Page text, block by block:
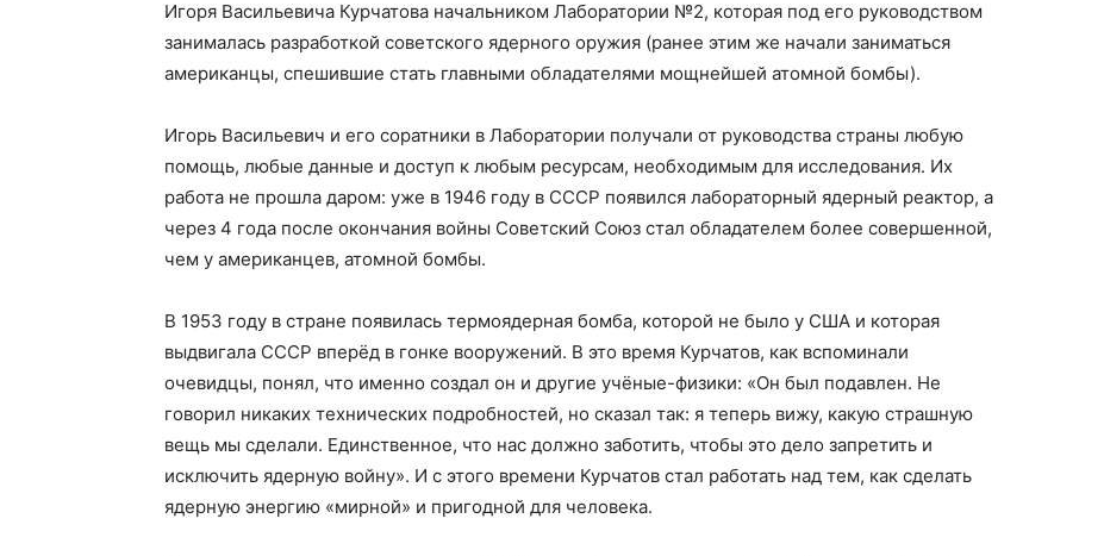
Игоря Васильевича Курчатова начальником Лаборатории №2, которая под его руководством
занималась разработкой советского ядерного оружия (ранее этим же начали заниматься
американцы, спешившие стать главными обладателями мощнейшей атомной бомбы).
Игорь Васильевич и его соратники в Лаборатории получали от руководства страны любую
помощь, любые данные и доступ к любым ресурсам, необходимым для исследования. Их
работа не прошла даром: уже в 1946 году в СССР появился лабораторный ядерный реактор, а
через 4 года после окончания войны Советский Союз стал обладателем более совершенной,
чем у американцев, атомной бомбы.
В 1953 году в стране появилась термоядерная бомба, которой не было у США и которая
выдвигала СССР вперёд в гонке вооружений. В это время Курчатов, как вспоминали
очевидцы, понял, что именно создал он и другие учёные-физики: «Он был подавлен. Не
говорил никаких технических подробностей, но сказал так: я теперь вижу, какую страшную
вещь мы сделали. Единственное, что нас должно заботить, чтобы это дело запретить и
исключить ядерную войну». И с этого времени Курчатов стал работать над тем, как сделать
ядерную энергию «мирной» и пригодной для человека.